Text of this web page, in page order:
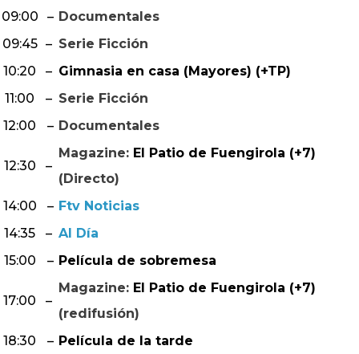
09:00
– Documentales
09:45 – Serie Ficción
10:20
– Gimnasia en casa (Mayores) (+TP)
11:00
– Serie Ficción
12:00
– Documentales
12:30 –
Magazine: El Patio de Fuengirola (+7)
(Directo)
14:00
– Ftv Noticias
14:35
– Al Día
15:00
– Película de sobremesa
17:00 –
Magazine: El Patio de Fuengirola (+7)
(redifusión)
18:30
– Película de la tarde